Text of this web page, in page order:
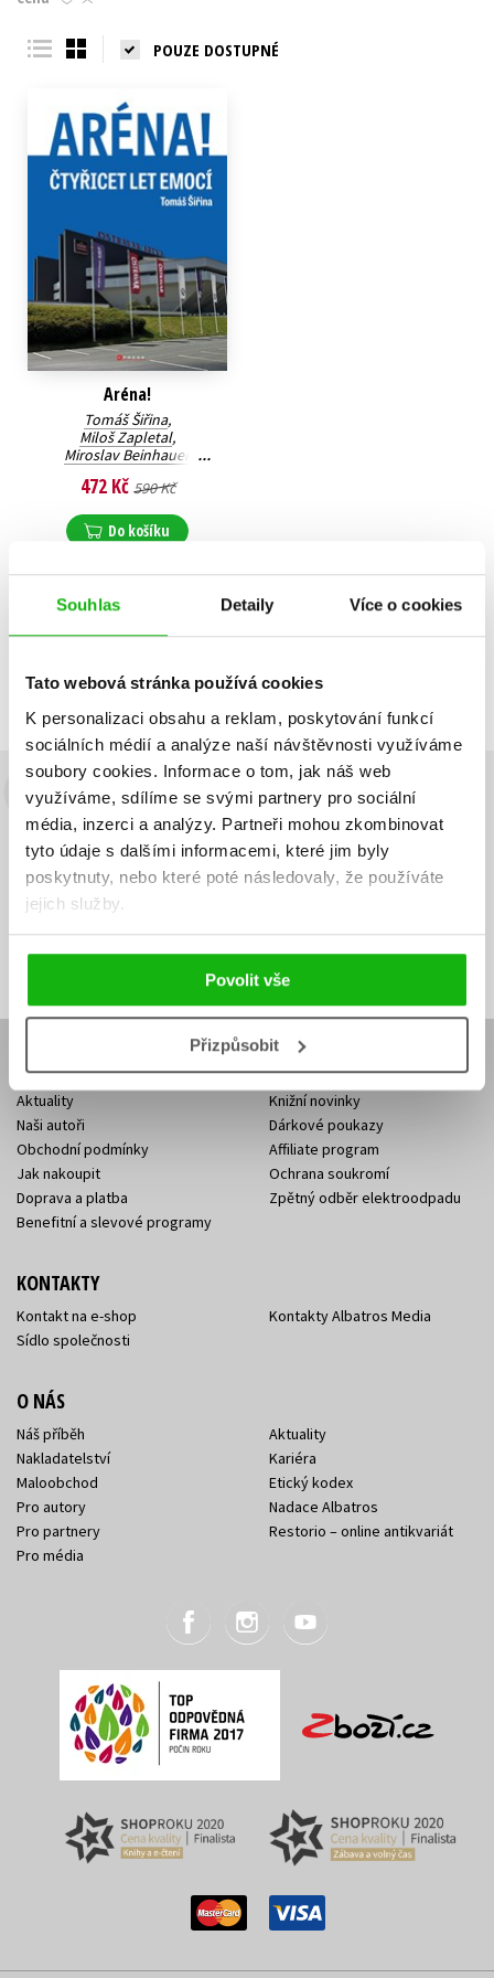
Souhlas Detaily Více o cookies
Tato webová stránka používá cookies
K personalizaci obsahu a reklam, poskytování funkcí
sociálních médií a analýze naší návštěvnosti využíváme
soubory cookies. Informace o tom, jak náš web
využíváme, sdílíme se svými partnery pro sociální
média, inzerci a analýzy. Partneři mohou zkombinovat
tyto údaje s dalšími informacemi, které jim byly
poskytnuty, nebo které poté následovaly, že používáte
jejich služby.
Povolit vše
Přizpůsobit
Young adult (SK)
POUZE DOSTUPNÉ
Aréna!
Tomáš Šiřina,
Miloš Zapletal,
Miroslav Beinhauer
472 Kč 590 Kč
Do košíku
Předchozí 1 Další
Budete to vědět jako první!
Zajímá Vás, jaký knižní hit právě vychází, na jaké zboží je výhodná
sleva, jaká běží soutěž o ceny? Přihlášením k odběru našich e-
mailových novinek
souhlasíte se zpracováním osobních údajů
Vaše e-
Vaše e-
Přihlásit se
E-SHOP
Aktuality
Naši autoři
Obchodní podmínky
Jak nakoupit
Doprava a platba
Benefitní a slevové programy
Knižní novinky
Dárkové poukazy
Affiliate program
Ochrana soukromí
Zpětný odběr elektroodpadu
KONTAKTY
Kontakt na e-shop
Sídlo společnosti
Kontakty Albatros Media
O NÁS
Náš příběh
Nakladatelství
Maloobchod
Pro autory
Pro partnery
Pro média
Aktuality
Kariéra
Etický kodex
Nadace Albatros
Restorio – online antikvariát